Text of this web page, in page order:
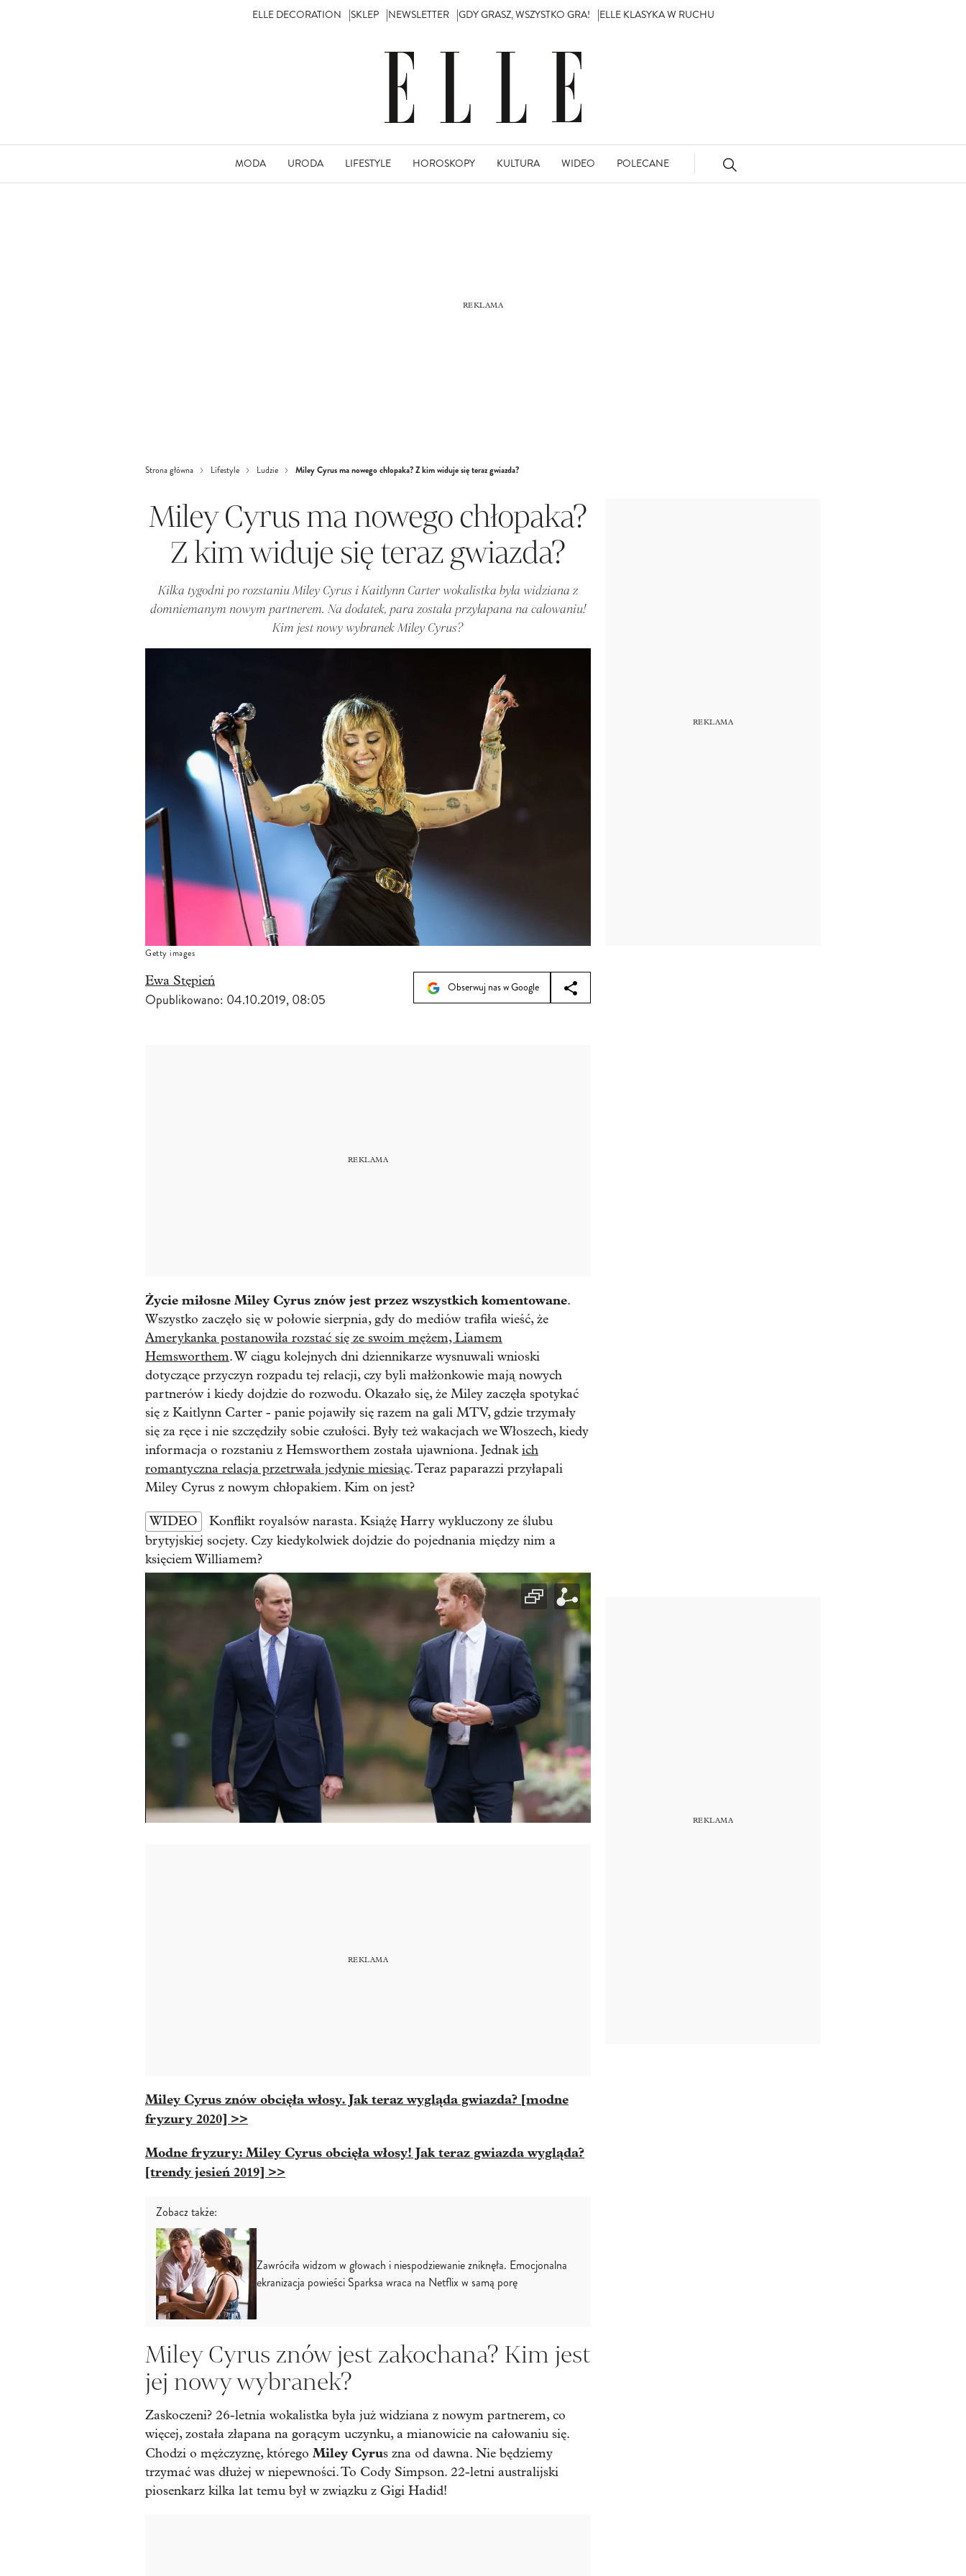
ELLE DECORATION SKLEP NEWSLETTER GDY GRASZ, WSZYSTKO GRA! ELLE KLASYKA W RUCHU
MODA URODA LIFESTYLE HOROSKOPY KULTURA WIDEO POLECANE
Strona główna Lifestyle Ludzie Miley Cyrus ma nowego chłopaka? Z kim widuje się teraz gwiazda?
Miley Cyrus ma nowego chłopaka?
Z kim widuje się teraz gwiazda?
Kilka tygodni po rozstaniu Miley Cyrus i Kaitlynn Carter wokalistka była widziana z
domniemanym nowym partnerem. Na dodatek, para została przyłapana na całowaniu!
Kim jest nowy wybranek Miley Cyrus?
Getty images
Ewa Stępień
Opublikowano: 04.10.2019, 08:05
Obserwuj nas w Google
Życie miłosne Miley Cyrus znów jest przez wszystkich komentowane.
Wszystko zaczęło się w połowie sierpnia, gdy do mediów trafiła wieść, że
Amerykanka postanowiła rozstać się ze swoim mężem, Liamem
Hemsworthem. W ciągu kolejnych dni dziennikarze wysnuwali wnioski
dotyczące przyczyn rozpadu tej relacji, czy byli małżonkowie mają nowych
partnerów i kiedy dojdzie do rozwodu. Okazało się, że Miley zaczęła spotykać
się z Kaitlynn Carter - panie pojawiły się razem na gali MTV, gdzie trzymały
się za ręce i nie szczędziły sobie czułości. Były też wakacjach we Włoszech, kiedy
informacja o rozstaniu z Hemsworthem została ujawniona. Jednakich
romantyczna relacja przetrwała jedynie miesiąc. Teraz paparazzi przyłapali
Miley Cyrus z nowym chłopakiem. Kim on jest?
WIDEO
Konflikt royalsów narasta. Książę Harry wykluczony ze ślubu
brytyjskiej socjety. Czy kiedykolwiek dojdzie do pojednania między nim a
księciem Williamem?
Miley Cyrus znów obcięła włosy. Jak teraz wygląda gwiazda? [modne
fryzury 2020] >>
Modne fryzury: Miley Cyrus obcięła włosy! Jak teraz gwiazda wygląda?
[trendy jesień 2019] >>
Zobacz także:
Zawróciła widzom w głowach i niespodziewanie zniknęła. Emocjonalna
ekranizacja powieści Sparksa wraca na Netflix w samą porę
Miley Cyrus znów jest zakochana? Kim jest
jej nowy wybranek?
Zaskoczeni? 26-letnia wokalistka była już widziana z nowym partnerem, co
więcej, została złapana na gorącym uczynku, a mianowicie na całowaniu się.
Chodzi o mężczyznę, którego Miley Cyrus zna od dawna. Nie będziemy
trzymać was dłużej w niepewności. To Cody Simpson. 22-letni australijski
piosenkarz kilka lat temu był w związku z Gigi Hadid!